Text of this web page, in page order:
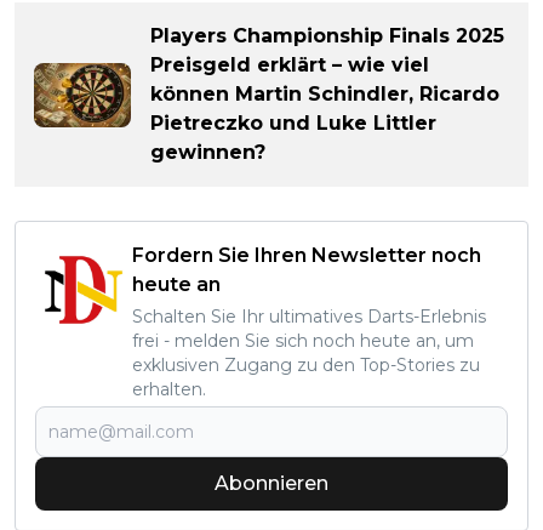
Players Championship Finals 2025
Preisgeld erklärt – wie viel
können Martin Schindler, Ricardo
Pietreczko und Luke Littler
gewinnen?
Fordern Sie Ihren Newsletter noch
heute an
Schalten Sie Ihr ultimatives Darts-Erlebnis
frei - melden Sie sich noch heute an, um
exklusiven Zugang zu den Top-Stories zu
erhalten.
Abonnieren